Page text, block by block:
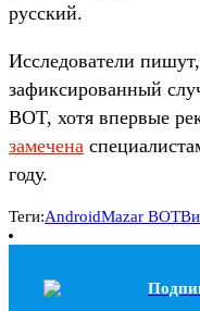
русский.
Исследователи
зафиксированный
BOT, хотя впервые
замечена
году.
Теги:AndroidMazar BOT